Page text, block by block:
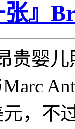
张』
贵婴
Marc
元，不